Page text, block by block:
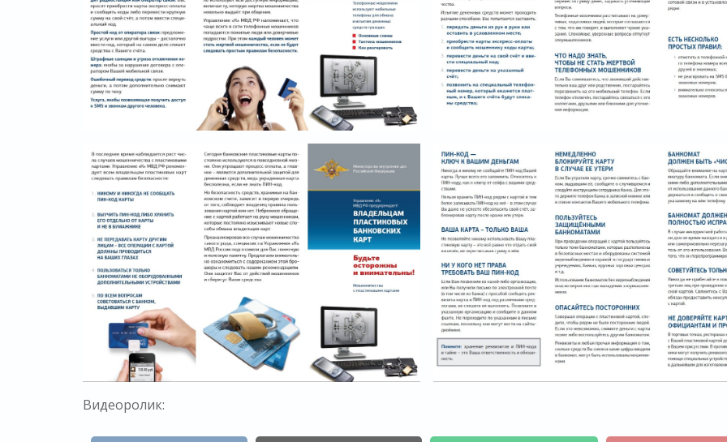
Видеоролик: